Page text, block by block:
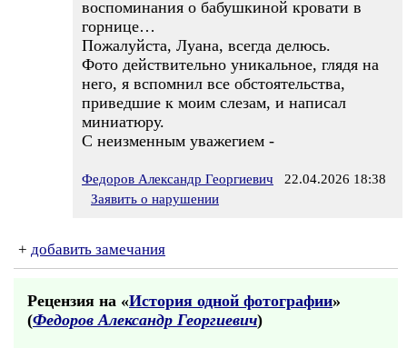
воспоминания о бабушкиной кровати в
горнице…
Пожалуйста, Луана, всегда делюсь.
Фото действительно уникальное, глядя на
него, я вспомнил все обстоятельства,
приведшие к моим слезам, и написал
миниатюру.
С неизменным уважегием -
Федоров Александр Георгиевич 22.04.2026 18:38
Заявить о нарушении
+ добавить замечания
Рецензия на «История одной фотографии»
(Федоров Александр Георгиевич)